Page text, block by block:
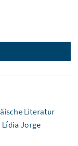
Literatur
Lídia Jorge